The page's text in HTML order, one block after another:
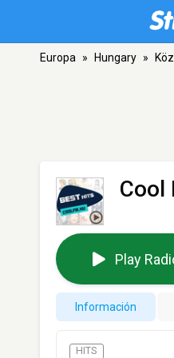
Europa » Hungary »
Cool
Play
Información
HITS